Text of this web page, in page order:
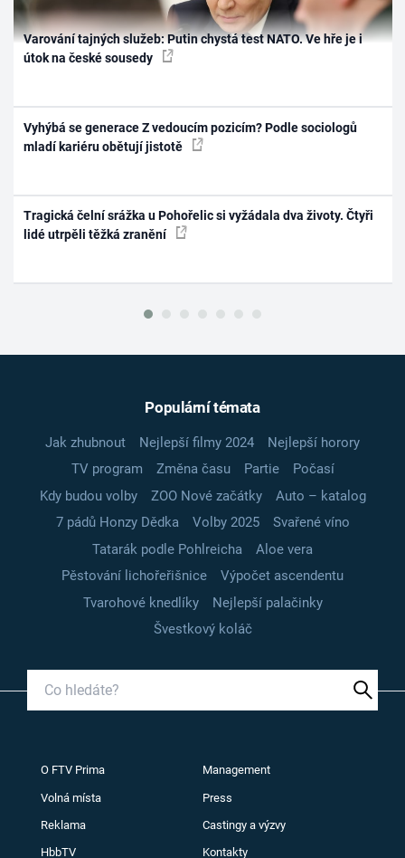
Varování tajných služeb: Putin chystá test NATO. Ve hře je i
útok na české sousedy
Vyhýbá se generace Z vedoucím pozicím? Podle sociologů
mladí kariéru obětují jistotě
Tragická čelní srážka u Pohořelic si vyžádala dva životy. Čtyři
lidé utrpěli těžká zranění
Populární témata
Jak zhubnout Nejlepší filmy 2024
Nejlepší horory
TV program
Změna času Partie
Počasí
Kdy budou volby
ZOO Nové začátky
Auto – katalog
7 pádů Honzy Dědka
Volby 2025
Svařené víno
Tatarák podle Pohlreicha
Aloe vera
Pěstování lichořeřišnice
Výpočet ascendentu
Tvarohové knedlíky
Nejlepší palačinky
Švestkový koláč
O FTV Prima Management
Volná místa Press
Reklama Castingy a výzvy
HbbTV Kontakty